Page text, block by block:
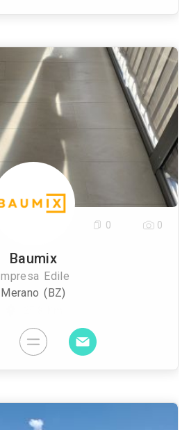
Baumix
Impresa Edile
Merano (BZ)
0 0